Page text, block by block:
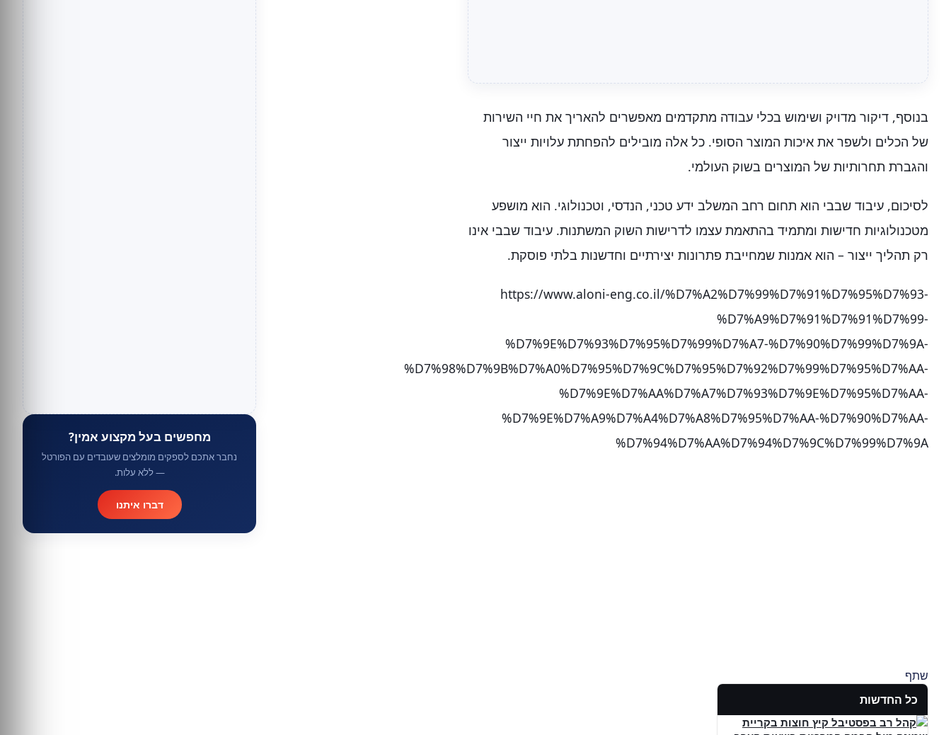
בנוסף, דיקור מדויק ושימוש בכלי עבודה מתקדמים מאפשרים להאריך את חיי השירות
של הכלים ולשפר את איכות המוצר הסופי. כל אלה מובילים להפחתת עלויות ייצור
והגברת תחרותיות של המוצרים בשוק העולמי.
לסיכום, עיבוד שבבי הוא תחום רחב המשלב ידע טכני, הנדסי, וטכנולוגי. הוא מושפע
מטכנולוגיות חדישות ומתמיד בהתאמת עצמו לדרישות השוק המשתנות. עיבוד שבבי אינו
רק תהליך ייצור – הוא אמנות שמחייבת פתרונות יצירתיים וחדשנות בלתי פוסקת.
https://www.aloni-eng.co.il/%D7%A2%D7%99%D7%91%D7%95%D7%93-
%D7%A9%D7%91%D7%91%D7%99-
%D7%9E%D7%93%D7%95%D7%99%D7%A7-%D7%90%D7%99%D7%9A-
%D7%98%D7%9B%D7%A0%D7%95%D7%9C%D7%95%D7%92%D7%99%D7%95%D7%AA-
%D7%9E%D7%AA%D7%A7%D7%93%D7%9E%D7%95%D7%AA-
%D7%9E%D7%A9%D7%A4%D7%A8%D7%95%D7%AA-%D7%90%D7%AA-
%D7%94%D7%AA%D7%94%D7%9C%D7%99%D7%9A
שתף
כל החדשות
מחפשים בעל מקצוע אמין?
נחבר אתכם לספקים מומלצים שעובדים עם הפורטל
— ללא עלות.
דברו איתנו